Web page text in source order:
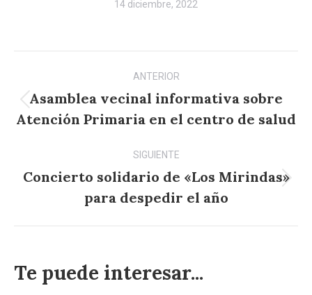
14 diciembre, 2022
Navegación
entre
publicaciones
ANTERIOR
Publicación
anterior:
Asamblea vecinal informativa sobre
Atención Primaria en el centro de salud
SIGUIENTE
Publicación
siguiente:
Concierto solidario de «Los Mirindas»
para despedir el año
Te puede interesar...